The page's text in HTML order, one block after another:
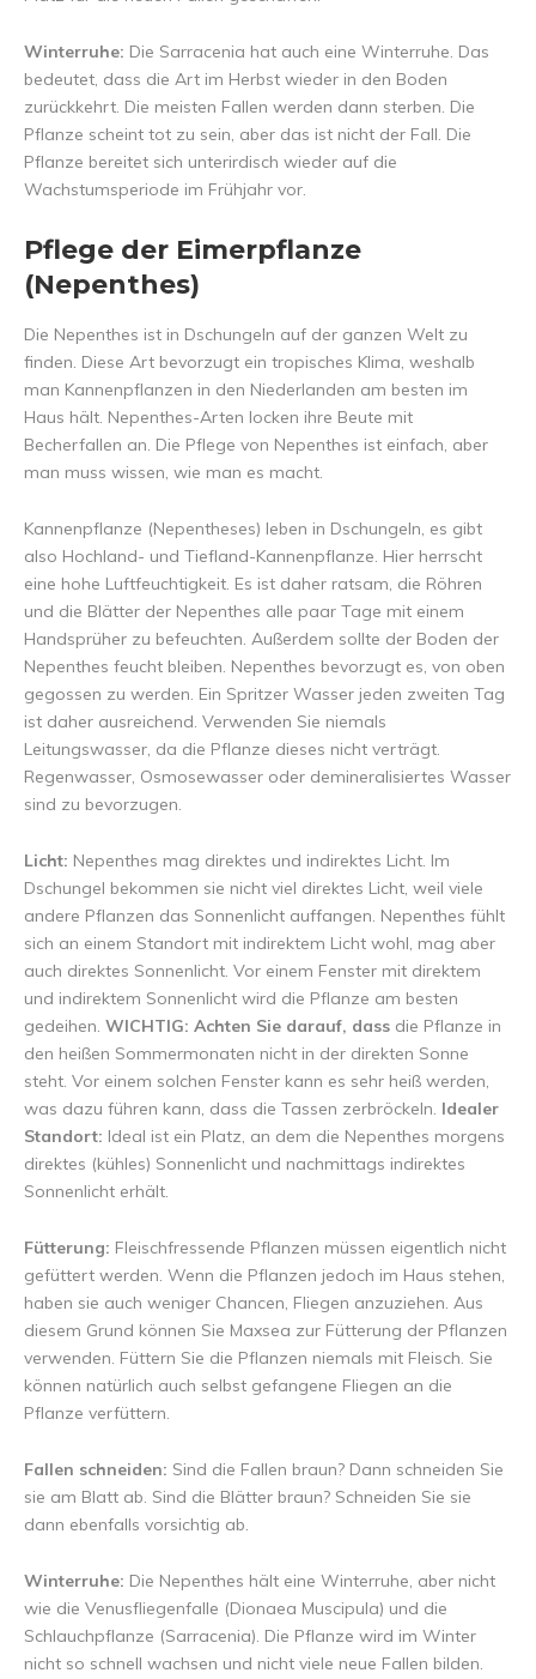
Winterruhe: Die Sarracenia hat auch eine Winterruhe. Das
bedeutet, dass die Art im Herbst wieder in den Boden
zurückkehrt. Die meisten Fallen werden dann sterben. Die
Pflanze scheint tot zu sein, aber das ist nicht der Fall. Die
Pflanze bereitet sich unterirdisch wieder auf die
Wachstumsperiode im Frühjahr vor.
Pflege der Eimerpflanze
(Nepenthes)
Die Nepenthes ist in Dschungeln auf der ganzen Welt zu
finden. Diese Art bevorzugt ein tropisches Klima, weshalb
man Kannenpflanzen in den Niederlanden am besten im
Haus hält. Nepenthes-Arten locken ihre Beute mit
Becherfallen an. Die Pflege von Nepenthes ist einfach, aber
man muss wissen, wie man es macht.
Kannenpflanze (Nepentheses) leben in Dschungeln, es gibt
also Hochland- und Tiefland-Kannenpflanze. Hier herrscht
eine hohe Luftfeuchtigkeit. Es ist daher ratsam, die Röhren
und die Blätter der Nepenthes alle paar Tage mit einem
Handsprüher zu befeuchten. Außerdem sollte der Boden der
Nepenthes feucht bleiben. Nepenthes bevorzugt es, von oben
gegossen zu werden. Ein Spritzer Wasser jeden zweiten Tag
ist daher ausreichend. Verwenden Sie niemals
Leitungswasser, da die Pflanze dieses nicht verträgt.
Regenwasser, Osmosewasser oder demineralisiertes Wasser
sind zu bevorzugen.
Licht: Nepenthes mag direktes und indirektes Licht. Im
Dschungel bekommen sie nicht viel direktes Licht, weil viele
andere Pflanzen das Sonnenlicht auffangen. Nepenthes fühlt
sich an einem Standort mit indirektem Licht wohl, mag aber
auch direktes Sonnenlicht. Vor einem Fenster mit direktem
und indirektem Sonnenlicht wird die Pflanze am besten
gedeihen. WICHTIG: Achten Sie darauf, dass die Pflanze in
den heißen Sommermonaten nicht in der direkten Sonne
steht. Vor einem solchen Fenster kann es sehr heiß werden,
was dazu führen kann, dass die Tassen zerbröckeln. Idealer
Standort: Ideal ist ein Platz, an dem die Nepenthes morgens
direktes (kühles) Sonnenlicht und nachmittags indirektes
Sonnenlicht erhält.
Fütterung: Fleischfressende Pflanzen müssen eigentlich nicht
gefüttert werden. Wenn die Pflanzen jedoch im Haus stehen,
haben sie auch weniger Chancen, Fliegen anzuziehen. Aus
diesem Grund können Sie Maxsea zur Fütterung der Pflanzen
verwenden. Füttern Sie die Pflanzen niemals mit Fleisch. Sie
können natürlich auch selbst gefangene Fliegen an die
Pflanze verfüttern.
Fallen schneiden: Sind die Fallen braun? Dann schneiden Sie
sie am Blatt ab. Sind die Blätter braun? Schneiden Sie sie
dann ebenfalls vorsichtig ab.
Winterruhe: Die Nepenthes hält eine Winterruhe, aber nicht
wie die Venusfliegenfalle (Dionaea Muscipula) und die
Schlauchpflanze (Sarracenia). Die Pflanze wird im Winter
nicht so schnell wachsen und nicht viele neue Fallen bilden.